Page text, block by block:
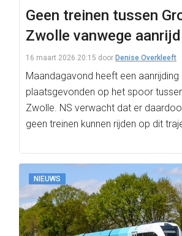
Geen treinen tussen
Zwolle vanwege
16 maart 2026 20:15 door Denise Overkleeft
Maandagavond heeft een aanrijding
plaatsgevonden op het spoor
Zwolle. NS verwacht dat er
geen treinen kunnen rijden op dit
NIEUWS